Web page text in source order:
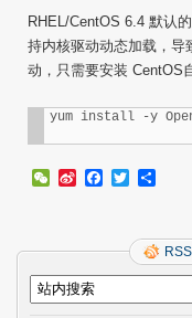
RHEL/CentOS 6.4 默认
持内核驱动动态加载，导
动，只需要安装 CentOS
yum install -y
WeChat
SinaFacebook
Twitter